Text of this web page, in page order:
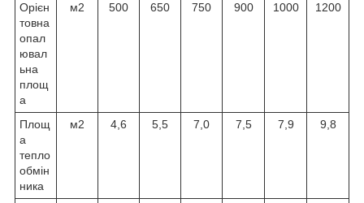
Орієн
товна
опал
ювал
ьна
площ
а
м2 500 650 750 900 1000 1200
Площ
а
тепло
обмін
ника
м2 4,6 5,5 7,0 7,5 7,9 9,8